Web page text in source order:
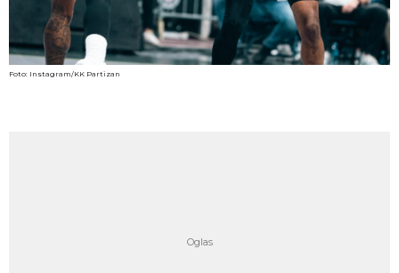
Foto: Instagram/KK Partizan